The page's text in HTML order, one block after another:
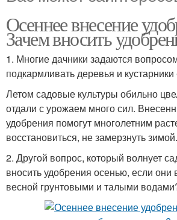
Осеннее внесение
Зачем вносить
1. Многие дачники задаются
подкармливать деревья и
Летом садовые культуры обильно
отдали с урожаем много сил.
удобрения помогут многолетним
восстановиться, не замерзнуть зимой.
2. Другой вопрос, который волнует
вносить удобрения осенью, если
весной грунтовыми и талыми